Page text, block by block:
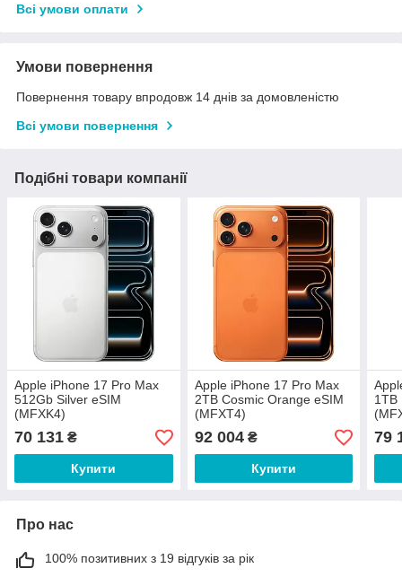
Всі умови оплати
Умови повернення
Повернення товару впродовж 14 днів за домовленістю
Всі умови повернення
Подібні товари компанії
Apple iPhone 17 Pro Max
512Gb Silver eSIM
(MFXK4)
70 131 ₴
Купити
Apple iPhone 17 Pro Max
2TB Cosmic Orange eSIM
(MFXT4)
92 004₴
Купити
1TB
79
Про нас
100% позитивних з 19 відгуків за рік